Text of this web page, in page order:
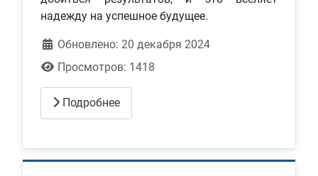
надежду на успешное будущее.
Обновлено: 20 декабря 2024
Просмотров: 1418
Подробнее